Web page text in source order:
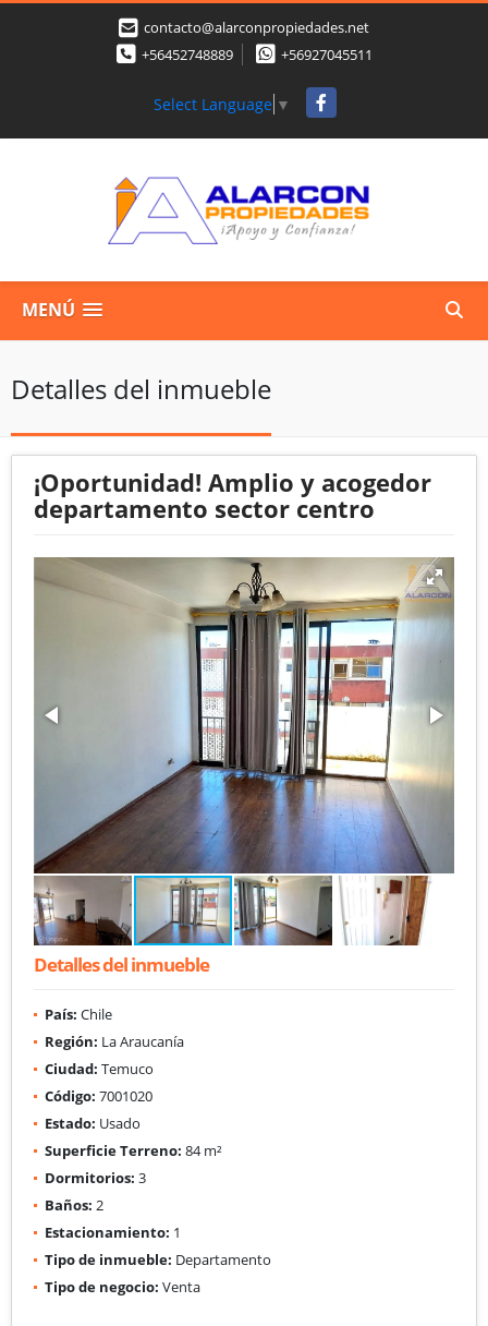
contacto@alarconpropiedades.net
+56452748889
+56927045511
Select Language ▼ Facebook
MENÚ
Detalles del inmueble
¡Oportunidad! Amplio y acogedor
departamento sector centro
Detalles del inmueble
País: Chile
Región: La Araucanía
Ciudad: Temuco
Código: 7001020
Estado: Usado
Superficie Terreno: 84 m²
Dormitorios: 3
Baños: 2
Estacionamiento: 1
Tipo de inmueble: Departamento
Tipo de negocio: Venta